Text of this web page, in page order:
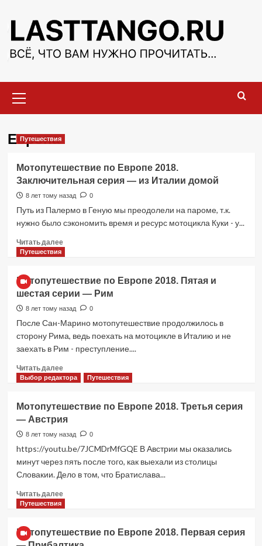
содержимому
меню
Европа
Путешествия
Мотопутешествие по Европе 2018.
Заключительная серия — из Италии домой
8 лет тому назад 0
Путь из Палермо в Геную мы преодолели на пароме, т.к.
нужно было сэкономить время и ресурс мотоцикла Куки - у...
Читать далееПрочитать
по
Европе
2018.
серия
—
из
домой
Путешествия
Мотопутешествие по Европе 2018. Пятая и
шестая серии — Рим
8 лет тому назад 0
После Сан-Марино мотопутешествие продолжилось в
сторону Рима, ведь поехать на мотоцикле в Италию и не
заехать в Рим - преступление....
Читать далееПрочитать
больше
по
Европе
2018.
шестая
серии
Рим
Выбор редактора Путешествия
Мотопутешествие по Европе 2018. Третья серия
— Австрия
8 лет тому назад 0
https://youtu.be/7JCMDrMfGQE В Австрии мы оказались
минут через пять после того, как выехали из столицы
Словакии. Дело в том, что Братислава...
Читать далееПрочитать
по
Путешествия
Мотопутешествие по Европе 2018. Первая серия